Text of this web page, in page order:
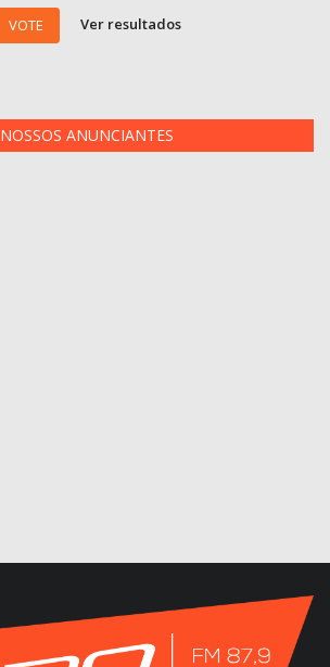
VOTE Ver resultados
NOSSOS ANUNCIANTES